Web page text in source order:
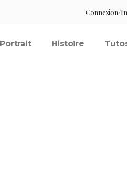
Connexion/
Portrait Histoire